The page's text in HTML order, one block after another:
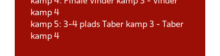
kamp 4
kamp 5: 3-4 plads Taber kamp 3 - Taber
kamp 4